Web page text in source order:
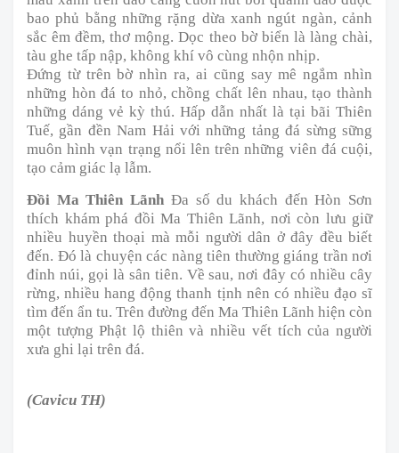
bao phủ bằng những rặng dừa xanh ngút ngàn, cảnh
sắc êm đềm, thơ mộng. Dọc theo bờ biển là làng chài,
tàu ghe tấp nập, không khí vô cùng nhộn nhịp.
Đứng từ trên bờ nhìn ra, ai cũng say mê ngắm nhìn
những hòn đá to nhỏ, chồng chất lên nhau, tạo thành
những dáng vẻ kỳ thú. Hấp dẫn nhất là tại bãi Thiên
Tuế, gần đền Nam Hải với những tảng đá sừng sững
muôn hình vạn trạng nổi lên trên những viên đá cuội,
tạo cảm giác lạ lẫm.
Đồi Ma Thiên Lãnh Đa số du khách đến Hòn Sơn
thích khám phá đồi Ma Thiên Lãnh, nơi còn lưu giữ
nhiều huyền thoại mà mỗi người dân ở đây đều biết
đến. Đó là chuyện các nàng tiên thường giáng trần nơi
đỉnh núi, gọi là sân tiên. Về sau, nơi đây có nhiều cây
rừng, nhiều hang động thanh tịnh nên có nhiều đạo sĩ
tìm đến ẩn tu. Trên đường đến Ma Thiên Lãnh hiện còn
một tượng Phật lộ thiên và nhiều vết tích của người
xưa ghi lại trên đá.
(Cavicu TH)